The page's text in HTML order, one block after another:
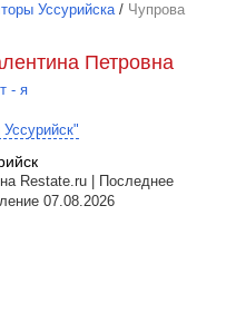
Уссурийска / Чупрова
Петровна
- я
Restate.ru | Последнее
07.08.2026